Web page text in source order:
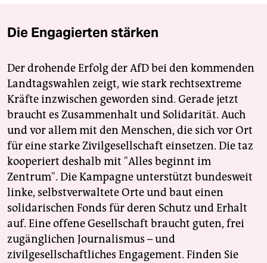
Die Engagierten stärken
Der drohende Erfolg der AfD bei den kommenden
Landtagswahlen zeigt, wie stark rechtsextreme
Kräfte inzwischen geworden sind. Gerade jetzt
braucht es Zusammenhalt und Solidarität. Auch
und vor allem mit den Menschen, die sich vor Ort
für eine starke Zivilgesellschaft einsetzen. Die taz
kooperiert deshalb mit "Alles beginnt im
Zentrum". Die Kampagne unterstützt bundesweit
linke, selbstverwaltete Orte und baut einen
solidarischen Fonds für deren Schutz und Erhalt
auf. Eine offene Gesellschaft braucht guten, frei
zugänglichen Journalismus – und
zivilgesellschaftliches Engagement. Finden Sie